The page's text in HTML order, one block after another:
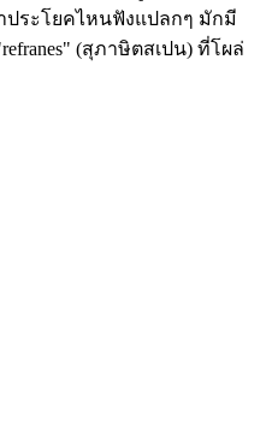
ระโยคไหนฟังแปลกๆ มักมี
(สุภาษิตสเปน) ที่โผล่